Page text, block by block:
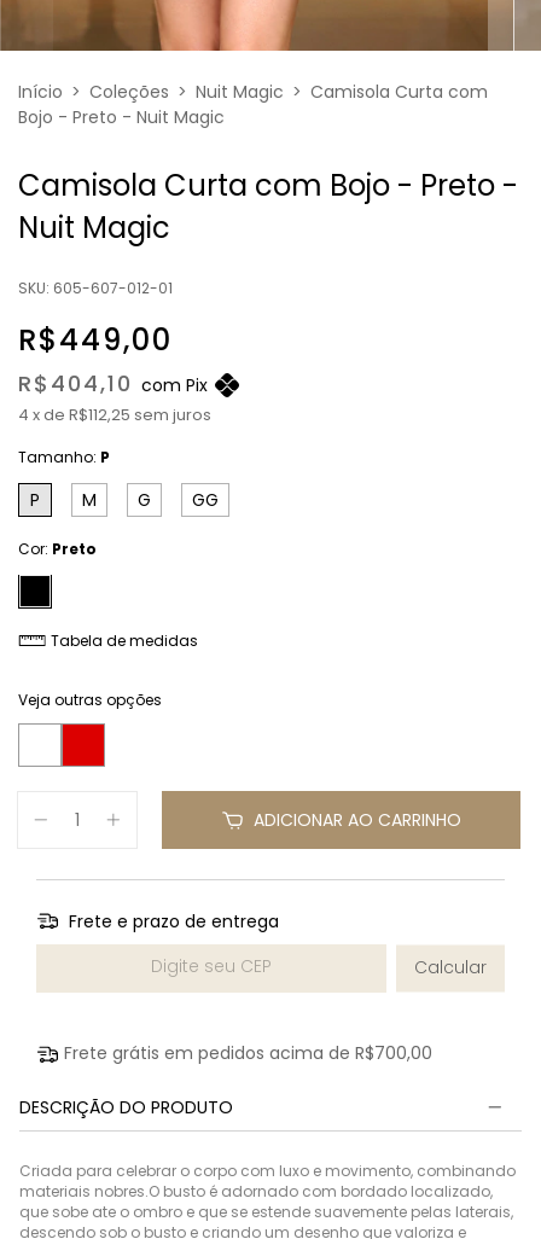
Início > Coleções > Nuit Magic > Camisola Curta com
Bojo - Preto - Nuit Magic
Camisola Curta com Bojo - Preto -
Nuit Magic
SKU: 605-607-012-01
R$449,00
R$404,10 com Pix
4 xde R$112,25 sem juros
Tamanho: P
P
M G GG
Cor: Preto
Tabela de medidas
Veja outras opções
ADICIONAR AO CARRINHO
Frete e prazo de entrega
Entregas para o CEP:
Calcular
Frete grátis em pedidos acima de R$700,00
DESCRIÇÃO DO PRODUTO
Criada para celebrar o corpo com luxo e movimento, combinando
materiais nobres.O busto é adornado com bordado localizado,
que sobe ate o ombro e que se estende suavemente pelas laterais,
descendo sob o busto e criando um desenho que valoriza e